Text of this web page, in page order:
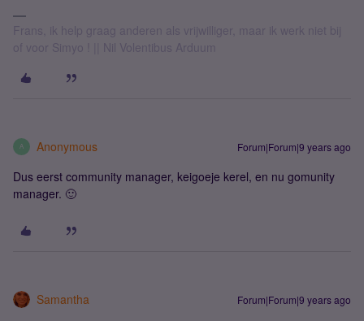
Frans, ik help graag anderen als vrijwilliger, maar ik werk niet bij
of voor Simyo ! || Nil Volentibus Arduum
A Anonymous Forum|Forum|9 years ago
Dus eerst community manager, keigoeje kerel, en nu gomunity
manager. 🙂
Samantha Forum|Forum|9 years ago